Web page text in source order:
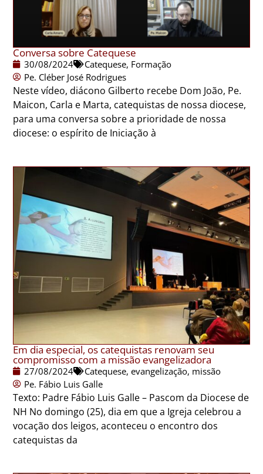
Conversa sobre Catequese
30/08/2024 Catequese, Formação
Pe. Cléber José Rodrigues
Neste vídeo, diácono Gilberto recebe Dom João, Pe.
Maicon, Carla e Marta, catequistas de nossa diocese,
para uma conversa sobre a prioridade de nossa
diocese: o espírito de Iniciação à
Em dia especial, os catequistas renovam seu
compromisso com a missão evangelizadora
27/08/2024 Catequese,evangelização, missão
Pe. Fábio Luis Galle
Texto: Padre Fábio Luis Galle – Pascom da Diocese de
NH No domingo (25), dia em que a Igreja celebrou a
vocação dos leigos, aconteceu o encontro dos
catequistas da